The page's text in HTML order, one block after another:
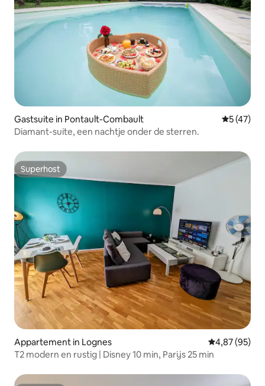
Gastsuite in Pontault-Combault
5 (47)
Diamant-suite, een nachtje onder de sterren.
Superhost
Superhost
Appartement in Lognes Gemiddelde
4,87 (95)
T2 modern en rustig | Disney 10 min, Parijs 25 min